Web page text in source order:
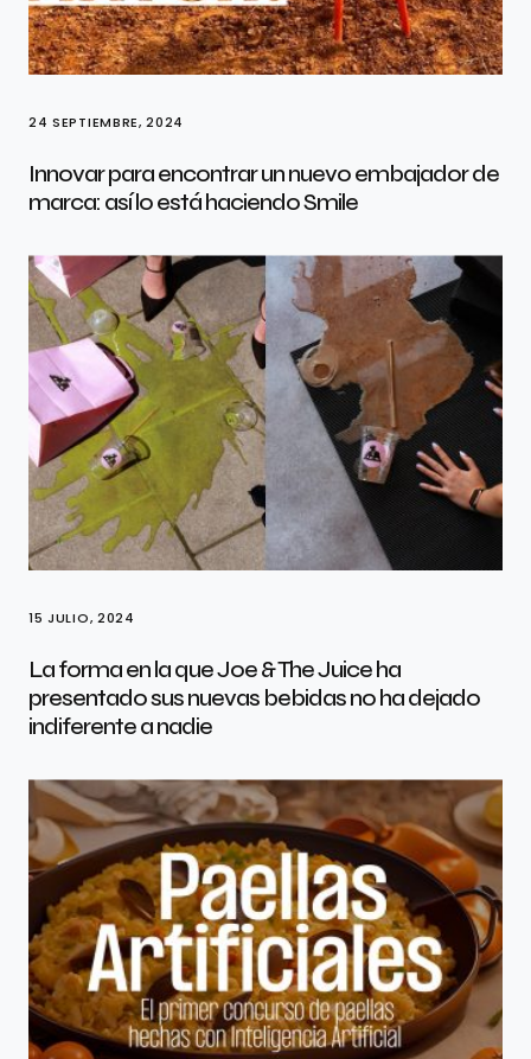
24 SEPTIEMBRE, 2024
Innovar para encontrar un nuevo embajador de
marca: así lo está haciendo Smile
15 JULIO, 2024
La forma en la que Joe & The Juice ha
presentado sus nuevas bebidas no ha dejado
indiferente a nadie